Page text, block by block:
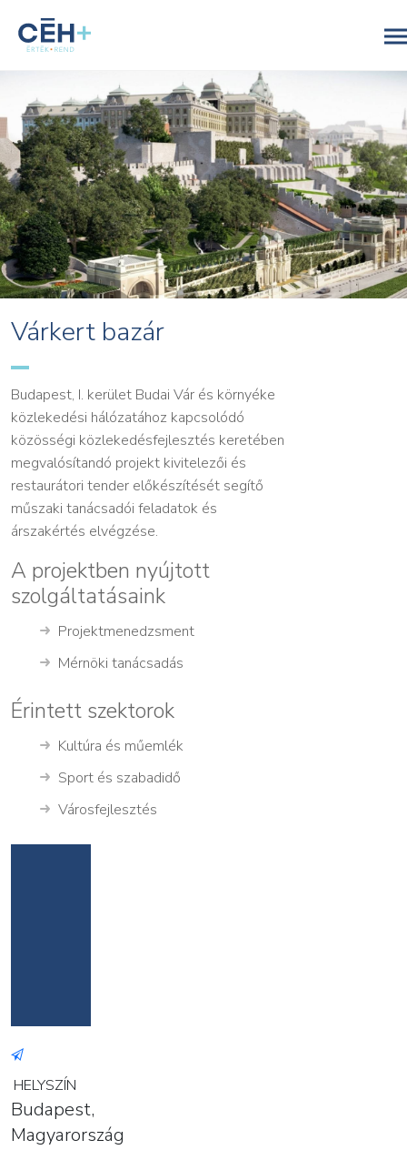
Várkert bazár
Budapest, I. kerület Budai Vár és környéke
közlekedési hálózatához kapcsolódó
közösségi közlekedésfejlesztés keretében
megvalósítandó projekt kivitelezői és
restaurátori tender előkészítését segítő
műszaki tanácsadói feladatok és
árszakértés elvégzése.
A projektben nyújtott
szolgáltatásaink
Projektmenedzsment
Mérnöki tanácsadás
Érintett szektorok
Kultúra és műemlék
Sport és szabadidő
Városfejlesztés
HELYSZÍN
Budapest,
Magyarország